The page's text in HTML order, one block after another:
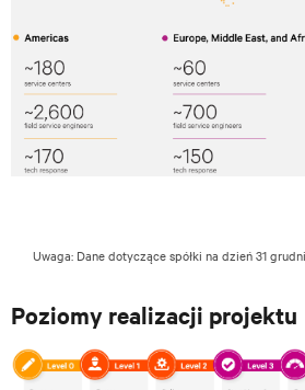
Uwaga: Dane dotyczące spółki na dzień 31
Poziomy realizacji projektu